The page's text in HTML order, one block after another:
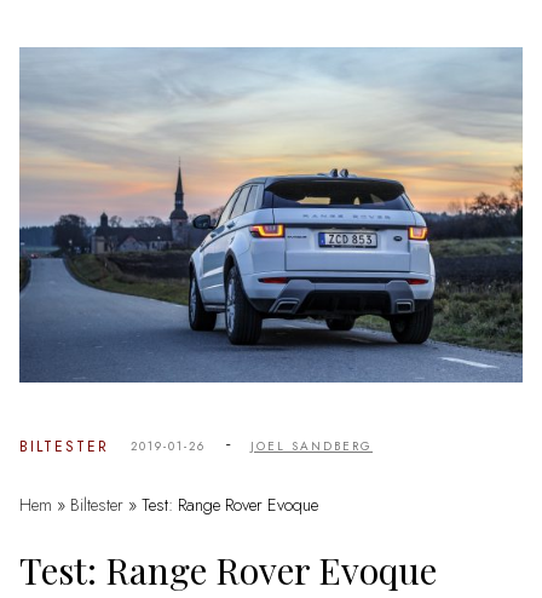
BILTESTER 2019-01-26 - JOEL SANDBERG
Hem » Biltester » Test: Range Rover Evoque
Test: Range Rover Evoque